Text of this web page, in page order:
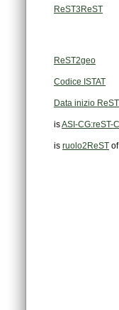
ReST3ReST
ReST2geo
Codice ISTAT
Data inizio ReST
isASI-CG:reST-
is ruolo2ReST of